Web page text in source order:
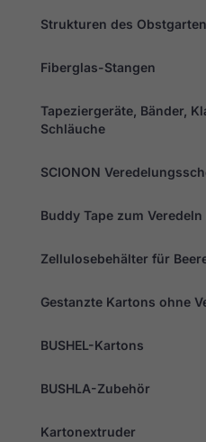
Strukturen des
Fiberglas-Stangen
Tapeziergeräte, Bänder,
Schläuche
SCIONON
Buddy Tape zum
Zellulosebehälter für
Gestanzte Kartons ohne
BUSHEL-Kartons
BUSHLA-Zubehör
Kartonextruder